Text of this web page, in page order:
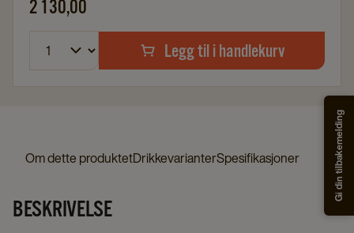
Gi din tilbakemelding
2 130,00
Legg til i handlekurv
Om dette produktetDrikkevarianterSpesifikasjoner
BESKRIVELSE